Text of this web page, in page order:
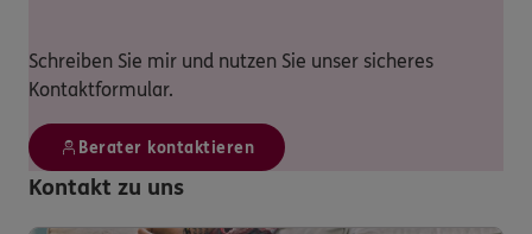
Schreiben Sie mir und nutzen Sie unser sicheres
Kontaktformular.
Berater kontaktieren
Kontakt zu uns